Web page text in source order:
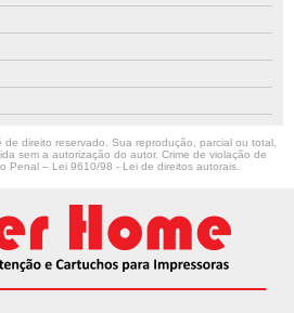
direito reservado. Sua reprodução, parcial ou total,
sem a autorização do autor. Crime de violação de
Penal – Lei 9610/98 - Lei de direitos autorais